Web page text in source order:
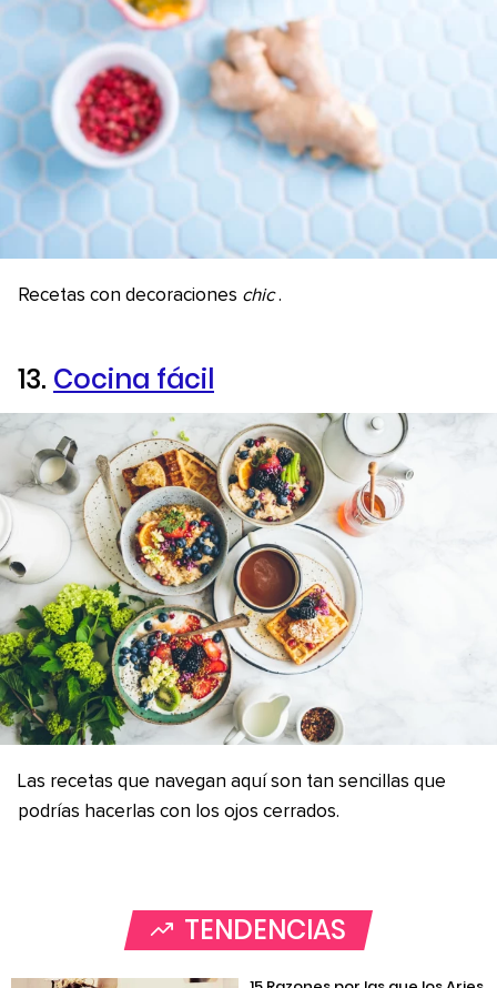
Recetas con decoraciones chic .
13. Cocina fácil
Las recetas que navegan aquí son tan sencillas que
podrías hacerlas con los ojos cerrados.
TENDENCIAS